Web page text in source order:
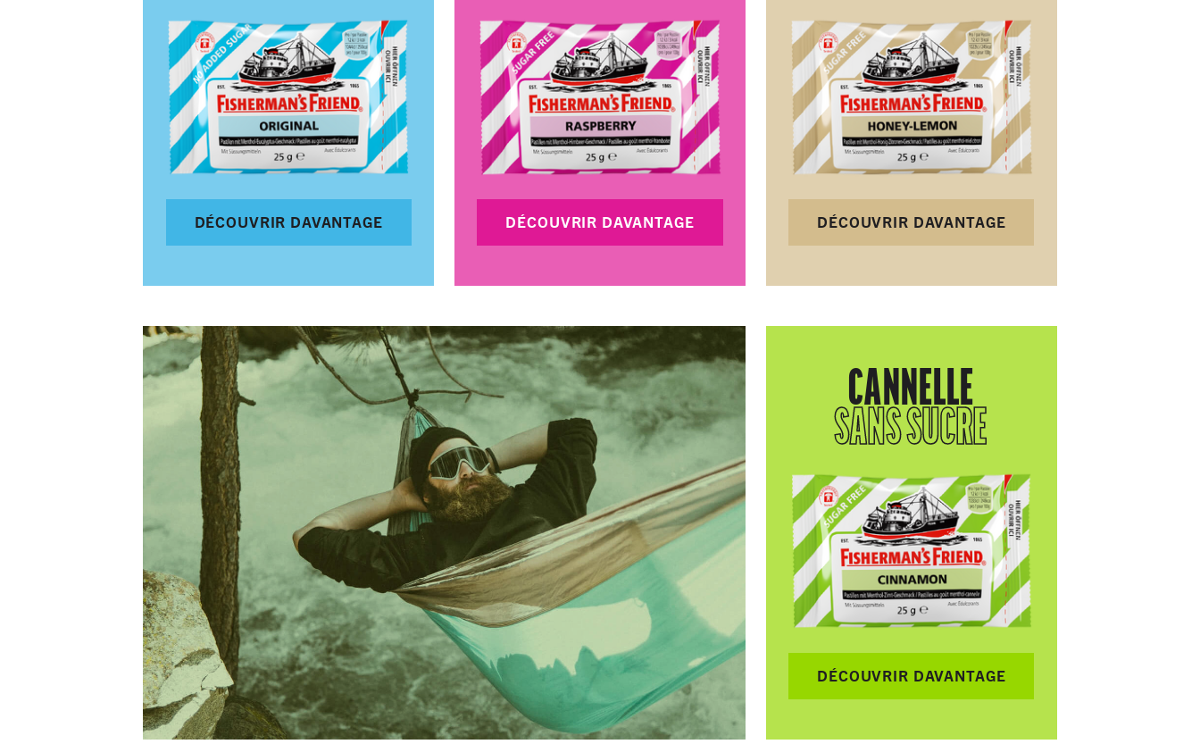
DÉCOUVRIR DAVANTAGE DÉCOUVRIR DAVANTAGE DÉCOUVRIR DAVANTAGE
CANNELLE
SANS SUCRE
DÉCOUVRIR DAVANTAGE